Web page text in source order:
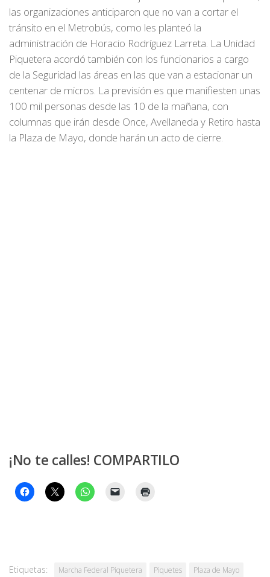
las organizaciones anticiparon que no van a cortar el
tránsito en el Metrobús, como les planteó la
administración de Horacio Rodríguez Larreta. La Unidad
Piquetera acordó también con los funcionarios a cargo
de la Seguridad las áreas en las que van a estacionar un
centenar de micros. La previsión es que manifiesten unas
100 mil personas desde las 10 de la mañana, con
columnas que irán desde Once, Avellaneda y Retiro hasta
la Plaza de Mayo, donde harán un acto de cierre.
¡No te calles! COMPARTILO
Etiquetas: Marcha Federal Piquetera Piquetes Plaza de Mayo